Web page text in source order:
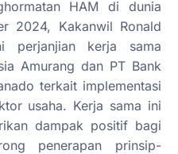
HAM di dunia
2024, Kakanwil Ronald
perjanjian kerja sama
Amurang dan PT Bank
terkait implementasi
usaha. Kerja sama ini
dampak positif bagi
penerapan prinsip-